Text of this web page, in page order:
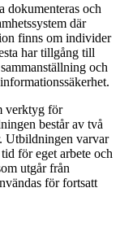
och
där
finns om individer
har tillgång till
och
verktyg för
består av två
Utbildningen varvar
för eget arbete och
utgår från
för fortsatt